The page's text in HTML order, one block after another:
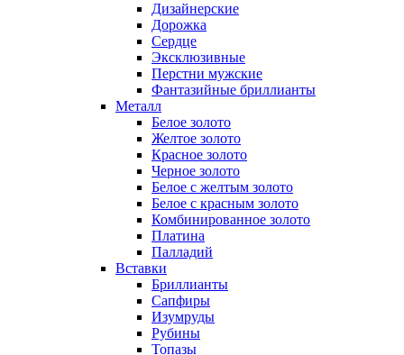
Дизайнерские
Дорожка
Сердце
Эксклюзивные
Перстни мужские
Фантазийные бриллианты
Металл
Белое золото
Желтое золото
Красное золото
Черное золото
Белое с желтым золото
Белое с красным золото
Комбинированное золото
Платина
Палладий
Вставки
Бриллианты
Сапфиры
Изумруды
Рубины
Топазы